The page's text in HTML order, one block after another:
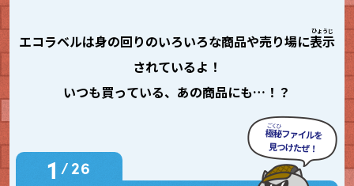
エコラベルは身の回りのいろいろな商品や売り場に表示
されているよ！
いつも買っている、あの商品にも…！？
1 /26